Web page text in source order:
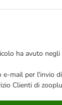
ha avuto
mail per l'invio
Clienti di